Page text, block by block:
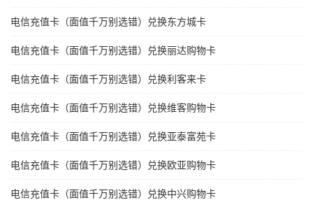
电信充值卡（面值千万别选错）兑换东方城卡
电信充值卡（面值千万别选错）兑换丽达购物卡
电信充值卡（面值千万别选错）兑换利客来卡
电信充值卡（面值千万别选错）兑换维客购物卡
电信充值卡（面值千万别选错）兑换亚泰富苑卡
电信充值卡（面值千万别选错）兑换欧亚购物卡
电信充值卡（面值千万别选错）兑换中兴购物卡